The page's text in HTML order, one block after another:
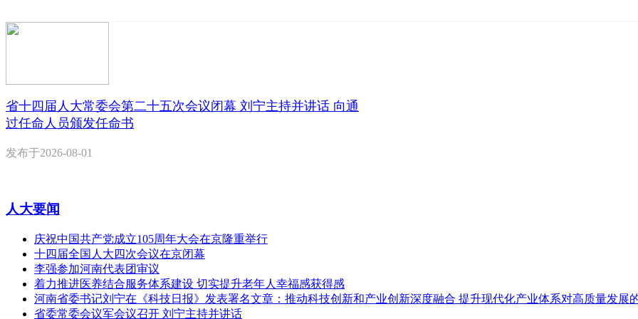
省十四届人大常委会第二十五次会议闭幕 刘宁主持并讲话 向通
过任命人员颁发任命书
发布于2026-08-01
人大要闻
庆祝中国共产党成立105周年大会在京隆重举行
十四届全国人大四次会议在京闭幕
李强参加河南代表团审议
着力推进医养结合服务体系建设 切实提升老年人幸福感获得感
河南省委书记刘宁在《科技日报》发表署名文章：推动科技创新和产业创新深度融合 提升现代化产业体系对高质量发展
省委常委会议军会议召开 刘宁主持并讲话